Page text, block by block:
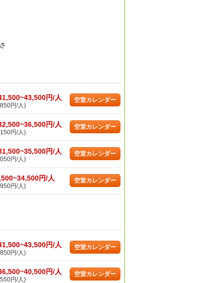
円/人
円/人)
空室カレンダー
円/人
円/人)
空室カレンダー
円/人
円/人)
空室カレンダー
円/人
円/人)
空室カレンダー
円/人
円/人)
空室カレンダー
円/人
円/人)
空室カレンダー